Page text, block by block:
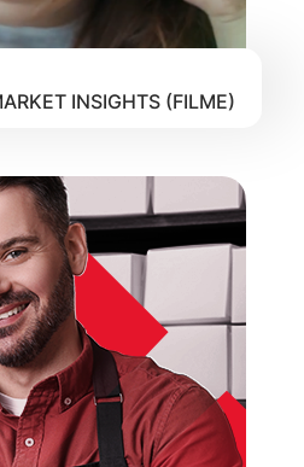
INSIGHTS (FILME)